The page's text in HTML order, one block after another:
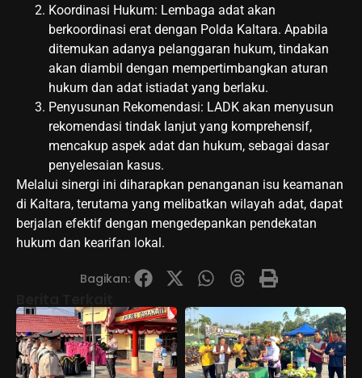
​Koordinasi Hukum: Lembaga adat akan
berkoordinasi erat dengan Polda Kaltara. Apabila
ditemukan adanya pelanggaran hukum, tindakan
akan diambil dengan mempertimbangkan aturan
hukum dan adat istiadat yang berlaku.
​Penyusunan Rekomendasi: LADK akan menyusun
rekomendasi tindak lanjut yang komprehensif,
mencakup aspek adat dan hukum, sebagai dasar
penyelesaian kasus.
​Melalui sinergi ini diharapkan penanganan isu keamanan
di Kaltara, terutama yang melibatkan wilayah adat, dapat
berjalan efektif dengan mengedepankan pendekatan
hukum dan kearifan lokal.
Bagikan: